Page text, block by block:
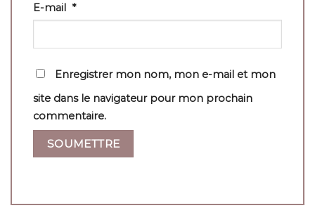
E-mail *
Enregistrer mon nom, mon e-mail et mon
site dans le navigateur pour mon prochain
commentaire.